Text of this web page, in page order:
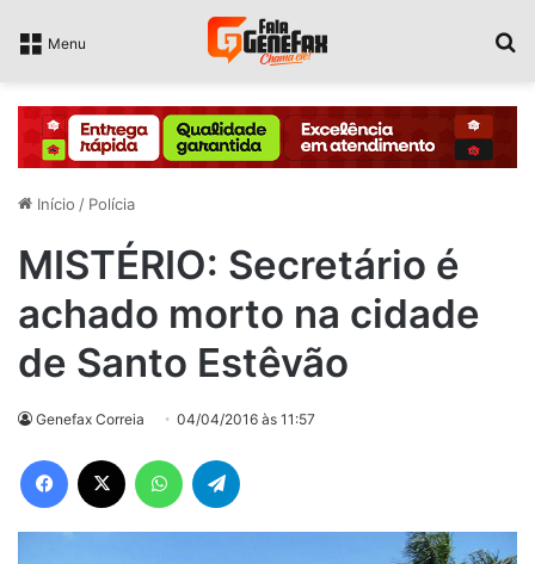
Menu
Início / Polícia
MISTÉRIO: Secretário é
achado morto na cidade
de Santo Estêvão
Genefax Correia 04/04/2016 às 11:57
Facebook WhatsApp